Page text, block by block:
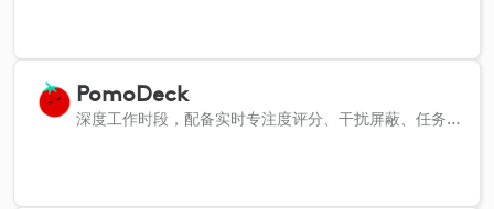
PomoDeck
深度工作时段，配备实时专注度评分、干扰屏蔽、任务追踪以及触觉脉冲功能，助您保持专注状态